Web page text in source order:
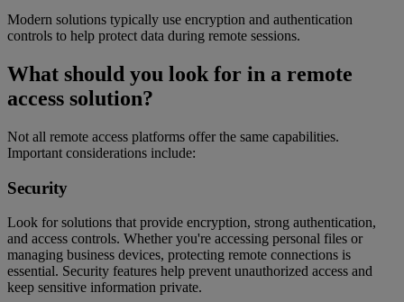
Modern solutions typically use encryption and authentication
controls to help protect data during remote sessions.
What should you look for in a remote
access solution?
Not all remote access platforms offer the same capabilities.
Important considerations include:
Security
Look for solutions that provide encryption, strong authentication,
and access controls. Whether you're accessing personal files or
managing business devices, protecting remote connections is
essential. Security features help prevent unauthorized access and
keep sensitive information private.